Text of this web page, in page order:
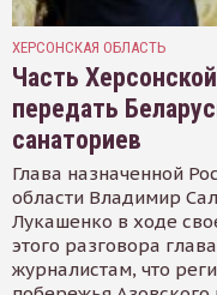
ХЕРСОНСКАЯ ОБЛАСТЬ
Часть
передать
санаториев
Глава назначенной
области Владимир
Лукашенко в ходе
этого разговора
журналистам, что